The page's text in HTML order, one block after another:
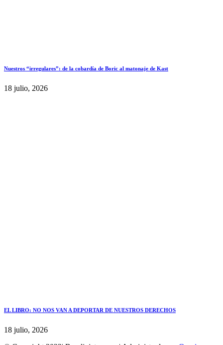
Nuestros “irregulares”: de la cobardía de Boric al matonaje de Kast
18 julio, 2026
EL LIBRO: NO NOS VAN A DEPORTAR DE NUESTROS DERECHOS
18 julio, 2026